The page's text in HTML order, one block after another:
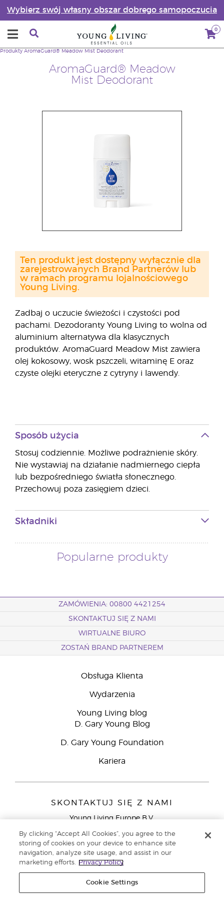
Wybierz swój własny obszar dobrego samopoczucia
0
AromaGuard® Meadow
Mist Deodorant
Produkty AromaGuard® Meadow Mist Deodorant
Zadbaj o uczucie świeżości i czystości pod
pachami. Dezodoranty Young Living to wolna od
aluminium alternatywa dla klasycznych
produktów. AromaGuard Meadow Mist zawiera
olej kokosowy, wosk pszczeli, witaminę E oraz
czyste olejki eteryczne z cytryny i lawendy.
Ten produkt jest dostępny wyłącznie dla
zarejestrowanych Brand Partnerów lub
w ramach programu lojalnościowego
Young Living.
Sposób użycia
Stosuj codziennie. Możliwe podrażnienie skóry.
Nie wystawiaj na działanie nadmiernego ciepła
lub bezpośredniego światła słonecznego.
Przechowuj poza zasięgiem dzieci.
Składniki
Popularne produkty
ZAMÓWIENIA: 00800 4421254
SKONTAKTUJ SIĘ Z NAMI
WIRTUALNE BIURO
ZOSTAŃ BRAND PARTNEREM
Obsługa Klienta
Wydarzenia
Young Living blog
D. Gary Young Blog
D. Gary Young Foundation
Kariera
SKONTAKTUJ SIĘ Z NAMI
Young Living Europe B.V.
9727 AJ Groningen
Young Living Europe Ltd - Europejska siedziba
główna:+44 (0) 20 3935 9000
By clicking “Accept All Cookies”, you agree to the
storing of cookies on your device to enhance site
navigation, analyze site usage, and assist in our
marketing efforts.
Privacy Policy
Cookie Settings